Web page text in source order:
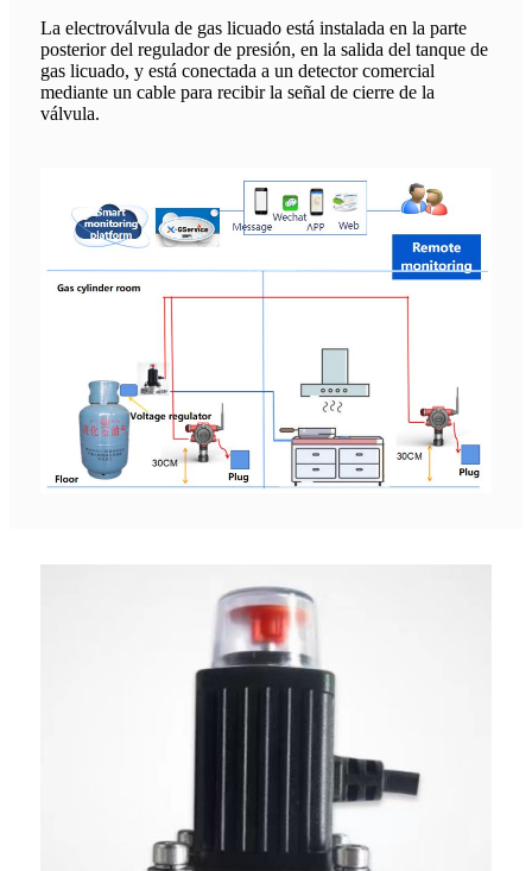
La electroválvula de gas licuado está instalada en la parte
posterior del regulador de presión, en la salida del tanque de
gas licuado, y está conectada a un detector comercial
mediante un cable para recibir la señal de cierre de la
válvula.